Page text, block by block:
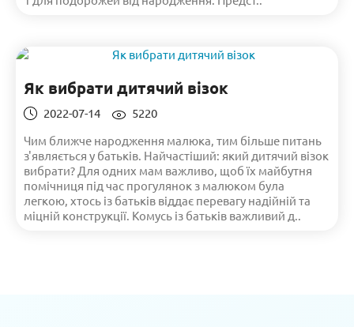
Як вибрати дитячий візок
2022-07-14
5220
Чим ближче народження малюка, тим більше питань
з'являється у батьків. Найчастіший: який дитячий візок
вибрати? Для одних мам важливо, щоб їх майбутня
помічниця під час прогулянок з малюком була
легкою, хтось із батьків віддає перевагу надійній та
міцній конструкції. Комусь із батьків важливий д..